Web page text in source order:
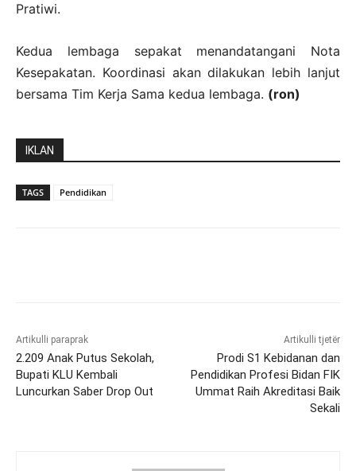
Pratiwi.
Kedua lembaga sepakat menandatangani Nota
Kesepakatan. Koordinasi akan dilakukan lebih lanjut
bersama Tim Kerja Sama kedua lembaga. (ron)
IKLAN
TAGS Pendidikan
Artikulli paraprak
2.209 Anak Putus Sekolah,
Bupati KLU Kembali
Luncurkan Saber Drop Out
Artikulli tjetër
Prodi S1 Kebidanan dan
Pendidikan Profesi Bidan FIK
Ummat Raih Akreditasi Baik
Sekali